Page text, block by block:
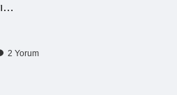
2 Yorum